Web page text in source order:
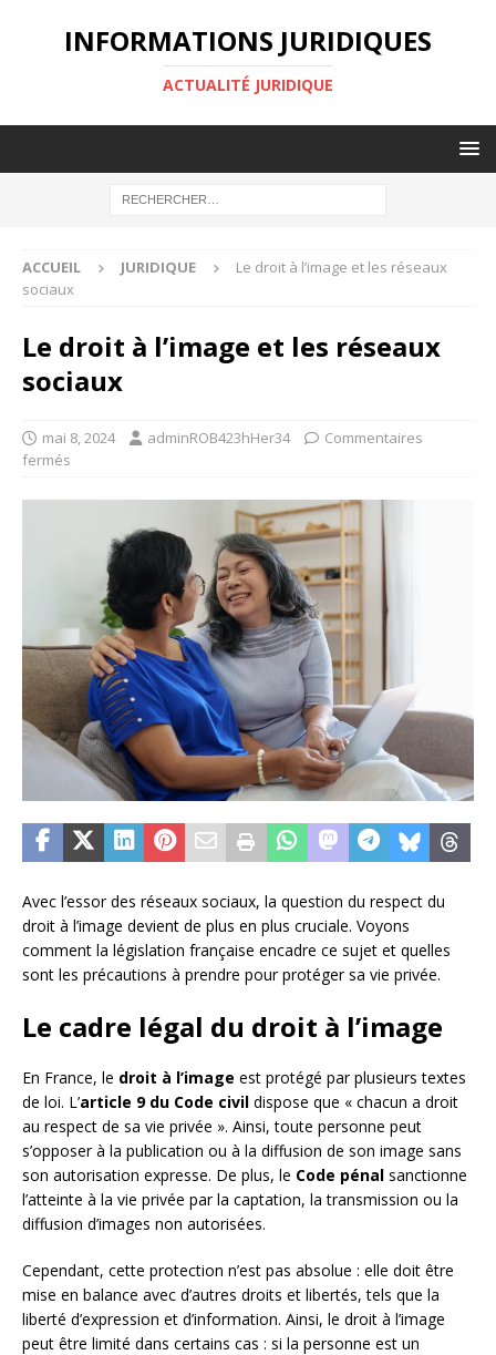
INFORMATIONS JURIDIQUES
ACTUALITÉ JURIDIQUE
ACCUEIL JURIDIQUE
Le droit à l’image et les réseaux
sociaux
Le droit à l’image et les réseaux
sociaux
mai 8, 2024 adminROB423hHer34
Commentaires
fermés
Avec l’essor des réseaux sociaux, la question du respect du
droit à l’image devient de plus en plus cruciale. Voyons
comment la législation française encadre ce sujet et quelles
sont les précautions à prendre pour protéger sa vie privée.
Le cadre légal du droit à l’image
En France, le droit à l’image est protégé par plusieurs textes
de loi. L’article 9 du Code civil dispose que « chacun a droit
au respect de sa vie privée ». Ainsi, toute personne peut
s’opposer à la publication ou à la diffusion de son image sans
son autorisation expresse. De plus, le Code pénal sanctionne
l’atteinte à la vie privée par la captation, la transmission ou la
diffusion d’images non autorisées.
Cependant, cette protection n’est pas absolue : elle doit être
mise en balance avec d’autres droits et libertés, tels que la
liberté d’expression et d’information. Ainsi, le droit à l’image
peut être limité dans certains cas : si la personne est un